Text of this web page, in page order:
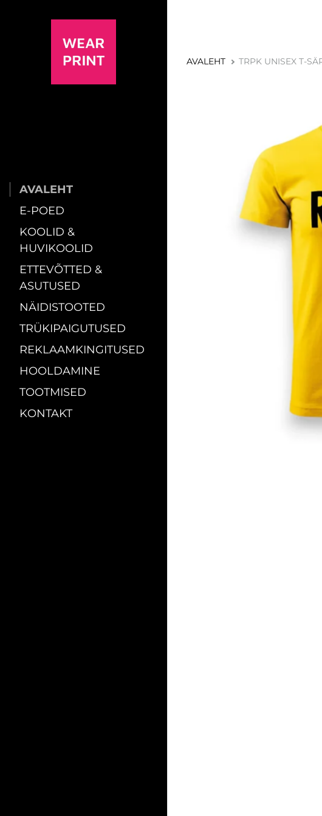
AVALEHT
E-POED
KOOLID &
HUVIKOOLID
ETTEVÕTTED &
ASUTUSED
NÄIDISTOOTED
TRÜKIPAIGUTUSED
REKLAAMKINGITUSED
HOOLDAMINE
TOOTMISED
KONTAKT
AVALEHT TRPK UNISEX T-